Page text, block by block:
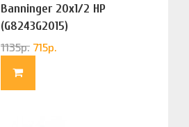
Banninger 20х1/2 НР
(G8243G2015)
1135р. 715р.